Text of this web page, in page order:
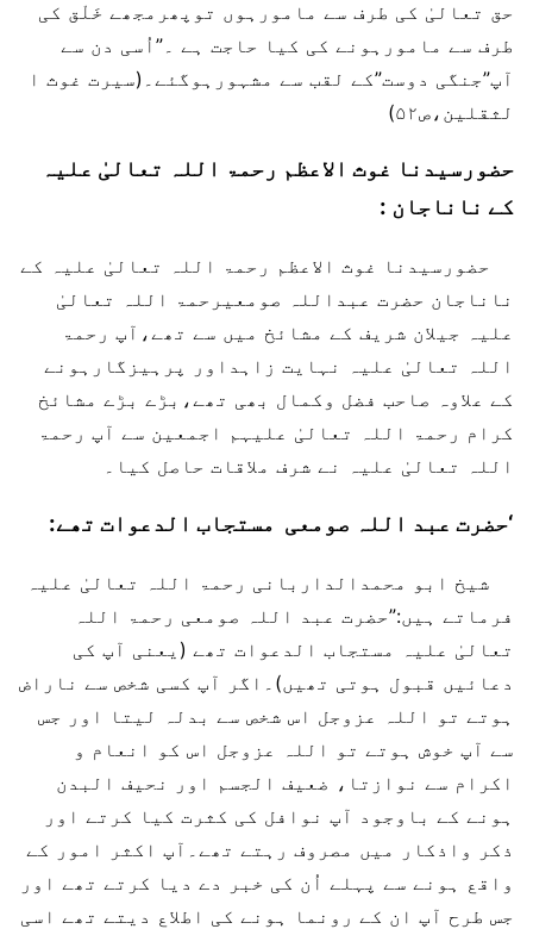
حق تعالیٰ کی طرف سے مامورہوں توپھرمجھے خَلْق کی
طرف سے مامورہونے کی کیا حاجت ہے ۔”اُسی دن سے
آپ”جنگی دوست”کے لقب سے مشہورہوگئے۔(سیرت غوث ا
لثقلین،ص۵۲)
حضورسیدنا غوث الاعظم رحمۃ اللہ تعالیٰ علیہ
کے ناناجان :
حضورسیدنا غوث الاعظم رحمۃ اللہ تعالیٰ علیہ کے
ناناجان حضرت عبداللہ صومعیرحمۃ اللہ تعالیٰ
علیہ جیلان شریف کے مشائخ میں سے تھے،آپ رحمۃ
اللہ تعالیٰ علیہ نہایت زاہداور پرہیزگارہونے
کے علاوہ صاحب فضل وکمال بھی تھے،بڑے بڑے مشائخ
کرام رحمۃ اللہ تعالیٰ علیہم اجمعین سے آپ رحمۃ
اللہ تعالیٰ علیہ نے شرف ملاقات حاصل کیا۔
‘حضرت عبد اللہ صومعی مستجاب الدعوات تھے:
شیخ ابو محمدالداربانی رحمۃ اللہ تعالیٰ علیہ
فرماتے ہیں:”حضرت عبد اللہ صومعی رحمۃ اللہ
تعالیٰ علیہ مستجاب الدعوات تھے (یعنی آپ کی
دعائیں قبول ہوتی تھیں)۔اگر آپ کسی شخص سے ناراض
ہوتے تو اللہ عزوجل اس شخص سے بدلہ لیتا اور جس
سے آپ خوش ہوتے تو اللہ عزوجل اس کو انعام و
اکرام سے نوازتا، ضعیف الجسم اور نحیف البدن
ہونے کے باوجود آپ نوافل کی کثرت کیا کرتے اور
ذکر واذکار میں مصروف رہتے تھے۔آپ اکثر امور کے
واقع ہونے سے پہلے اُن کی خبر دے دیا کرتے تھے اور
جس طرح آپ ان کے رونما ہونے کی اطلاع دیتے تھے اسی